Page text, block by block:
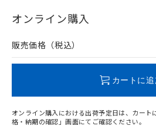
在庫等で未対応品が混在する可能
問い合わせください。
オンライン購入
販売価格（税込）
カートに追
オンライン購入における出荷予定日は、カート
格・納期の確認」画面にてご確認ください。